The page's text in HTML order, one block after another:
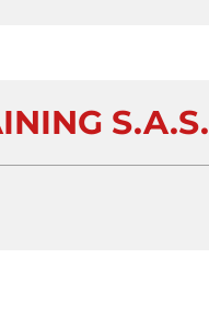
S.A.S.